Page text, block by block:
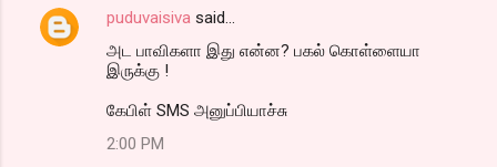
puduvaisiva said…
அட பாவிகளா இது என்ன? பகல் கொள்ளையா
இருக்கு !
கேபிள் SMS அனுப்பியாச்சு
2:00 PM